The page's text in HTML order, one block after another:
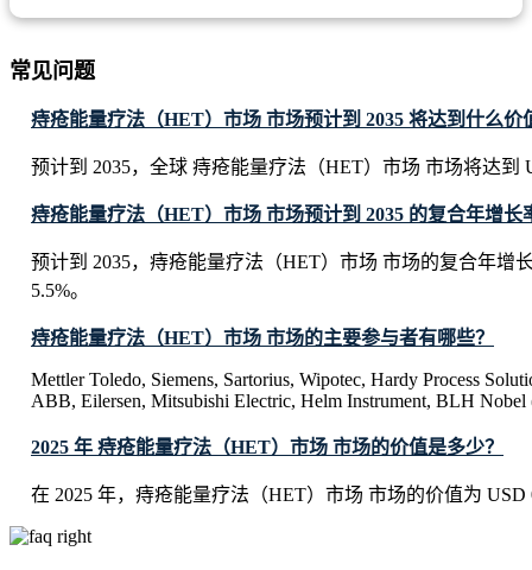
常见问题
痔疮能量疗法（HET）市场 市场预计到 2035 将达到什么价
预计到 2035，全球 痔疮能量疗法（HET）市场 市场将达到
痔疮能量疗法（HET）市场 市场预计到 2035 的复合年增长
预计到 2035，痔疮能量疗法（HET）市场 市场的复合年增
5.5%。
痔疮能量疗法（HET）市场 市场的主要参与者有哪些？
Mettler Toledo, Siemens, Sartorius, Wipotec, Hardy Process
ABB, Eilersen, Mitsubishi Electric, Helm Instrument, BLH Nobel
2025 年 痔疮能量疗法（HET）市场 市场的价值是多少？
在 2025 年，痔疮能量疗法（HET）市场 市场的价值为 USD